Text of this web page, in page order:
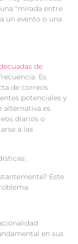
“mirada entre
un evento o una
de
Es
de correos
potenciales y
alternativa es
diarios o
a las
Este
en sus